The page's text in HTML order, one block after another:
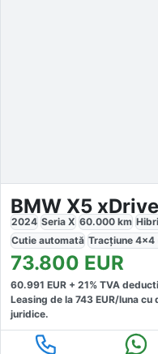
BMW X5
2024 Seria X 60.000 km
Cutie automată Tracțiune 4x4
73.800 EUR
60.991 EUR + 21% TVA
Leasing de la 743 EUR/luna cu
juridice.